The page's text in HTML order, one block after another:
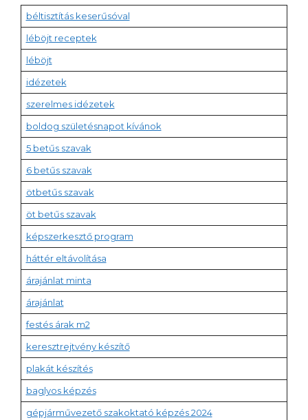
béltisztítás keserűsóval
léböjt receptek
léböjt
idézetek
szerelmes idézetek
boldog születésnapot kívánok
5 betűs szavak
6 betűs szavak
ötbetűs szavak
öt betűs szavak
képszerkesztő program
háttér eltávolítása
árajánlat minta
árajánlat
festés árak m2
keresztrejtvény készítő
plakát készítés
baglyos képzés
gépjárművezető szakoktató képzés 2024